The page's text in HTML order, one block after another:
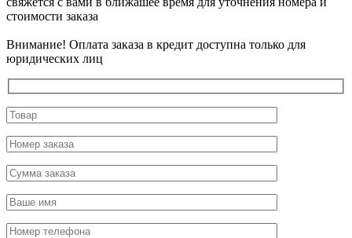
стоимости заказа
Внимание! Оплата заказа в кредит доступна только для
юридических лиц